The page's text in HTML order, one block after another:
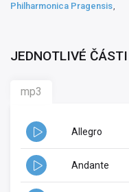
Philharmonica Pragensis
JEDNOTLIVÉ ČÁSTI
mp3
Allegro
Andante